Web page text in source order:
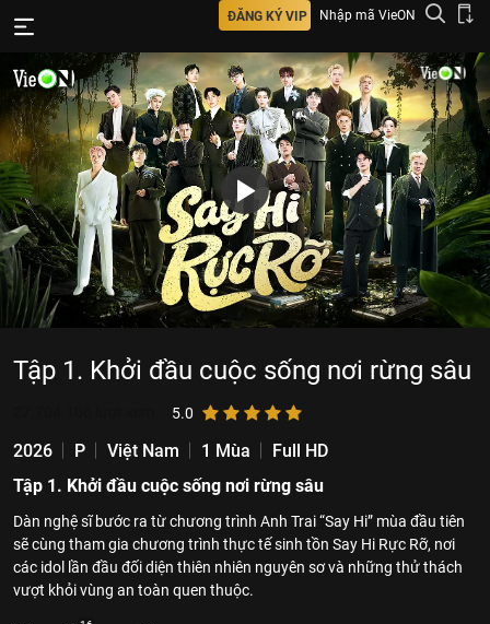
ĐĂNG KÝ VIP Nhập mã VieON
Tập 1. Khởi đầu cuộc sống nơi rừng sâu
5.0
2026 P Việt Nam 1 Mùa
Full HD
Tập 1. Khởi đầu cuộc sống nơi rừng sâu
Dàn nghệ sĩ bước ra từ chương trình Anh Trai “Say Hi” mùa đầu tiên
sẽ cùng tham gia chương trình thực tế sinh tồn Say Hi Rực Rỡ, nơi
các idol lần đầu đối diện thiên nhiên nguyên sơ và những thử thách
vượt khỏi vùng an toàn quen thuộc.